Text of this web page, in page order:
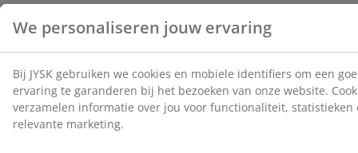
Wassen
Het dekbed kan in de wasmachine worden gewassen
uit de stof. Gebruik een geschikt wasmiddel voor
synthetische vulling.
OEKO-TEX® STANDARD 100